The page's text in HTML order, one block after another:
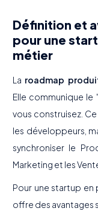
Définition et
pour une
métier
La roadmap
Elle communique
vous construisez.
les développeurs,
synchroniser le
Marketing et les
Pour une startup en
offre des avantages